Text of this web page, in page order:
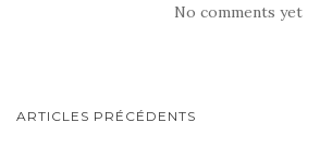
No comments yet
NAVIGATION
ARTICLES PRÉCÉDENTS